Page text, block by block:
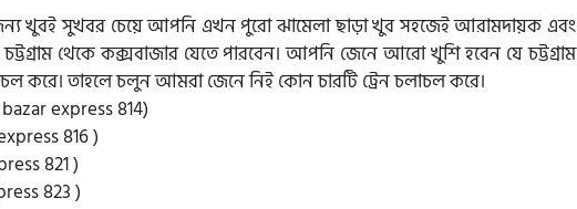
জন্য খুবই সুখবর চেয়ে আপনি এখন পুরো ঝামেলা ছাড়া খুব সহজেই আরামদায়ক এবং
চট্টগ্রাম থেকে কক্সবাজার যেতে পারবেন। আপনি জেনে আরো খুশি হবেন যে চট্টগ্রাম
করে। তাহলে চলুন আমরা জেনে নিই কোন চারটি ট্রেন চলাচল করে।
express 814)
816 )
821 )
823 )